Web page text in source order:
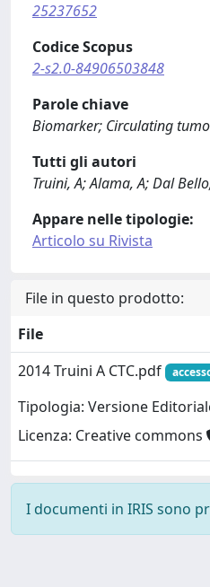
25237652
Codice Scopus
2-s2.0-84906503848
Parole chiave
Biomarker; Circulating
Tutti gli autori
Truini, A; Alama, A; Dal
Appare nelle tipologie:
Articolo su Rivista
File in questo prodotto:
File
2014 Truini A CTC.pdf
Tipologia: Versione
Licenza: Creative commons
I documenti in IRIS sono